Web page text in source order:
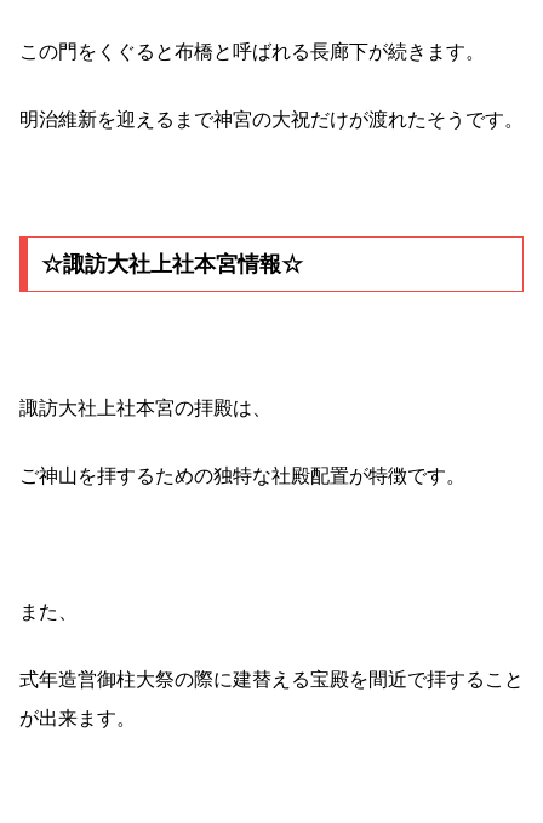
この門をくぐると布橋と呼ばれる長廊下が続きます。
明治維新を迎えるまで神宮の大祝だけが渡れたそうです。
☆諏訪大社上社本宮情報☆
諏訪大社上社本宮の拝殿は、
ご神山を拝するための独特な社殿配置が特徴です。
また、
式年造営御柱大祭の際に建替える宝殿を間近で拝すること
が出来ます。